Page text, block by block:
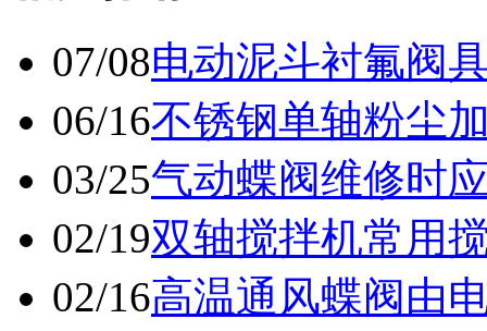
07/08电动泥斗衬氟阀
06/16不锈钢单轴粉尘
03/25气动蝶阀维修时
02/19双轴搅拌机常用
02/16高温通风蝶阀由